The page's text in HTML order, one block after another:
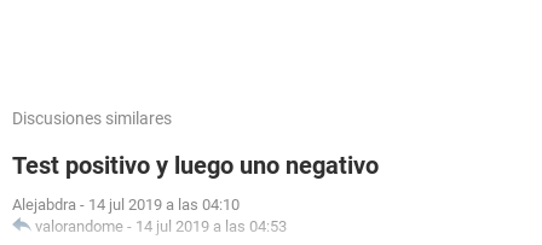
Discusiones similares
Test positivo y luego uno negativo
Alejabdra - 14 jul 2019 a las 04:10
valorandome - 14 jul 2019 a las 04:53